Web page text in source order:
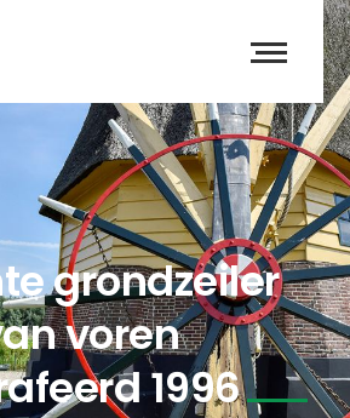
grondzeiler
voren
1996